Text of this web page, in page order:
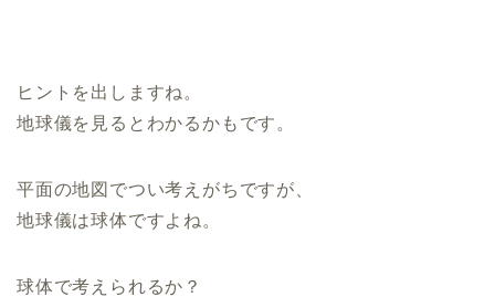
ヒントを出しますね。
地球儀を見るとわかるかもです。
平面の地図でつい考えがちですが、
地球儀は球体ですよね。
球体で考えられるか？